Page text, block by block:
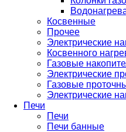
Косвенные
Прочее
Электрические
Косвенного
Газовые
Электрические
Газовые
Электрические
Печи
Печи
Печи банные